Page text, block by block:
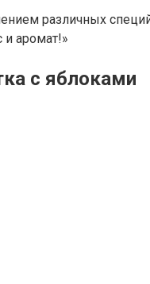
различных
и аромат!»
с яблоками